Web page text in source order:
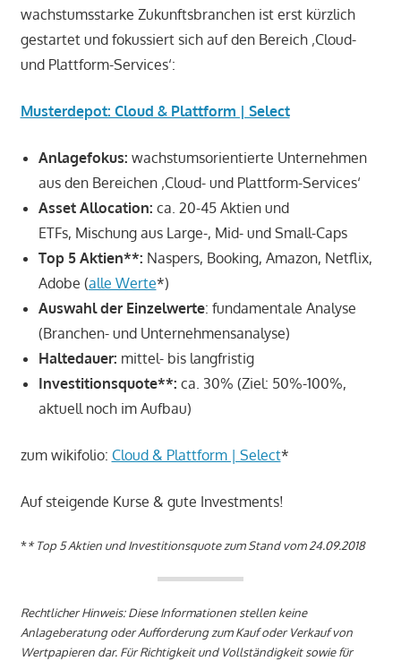
wachstumsstarke Zukunftsbranchen ist erst kürzlich
gestartet und fokussiert sich auf den Bereich ‚Cloud-
und Plattform-Services‘:
Musterdepot: Cloud & Plattform | Select
Anlagefokus: wachstumsorientierte Unternehmen
aus den Bereichen ‚Cloud- und Plattform-Services‘
Asset Allocation: ca. 20-45 Aktien und
ETFs, Mischung aus Large-, Mid- und Small-Caps
Top 5 Aktien**: Naspers, Booking, Amazon, Netflix,
Adobe (alle Werte*)
Auswahl der Einzelwerte: fundamentale Analyse
(Branchen- und Unternehmensanalyse)
Haltedauer: mittel- bis langfristig
Investitionsquote**: ca. 30% (Ziel: 50%-100%,
aktuell noch im Aufbau)
zum wikifolio: Cloud & Plattform | Select*
Auf steigende Kurse & gute Investments!
** Top 5 Aktien und Investitionsquote zum Stand vom 24.09.2018
Rechtlicher Hinweis: Diese Informationen stellen keine
Anlageberatung oder Aufforderung zum Kauf oder Verkauf von
Wertpapieren dar. Für Richtigkeit und Vollständigkeit sowie für